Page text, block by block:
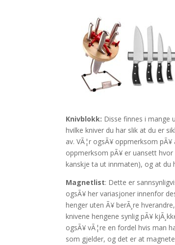
Knivblokk: Disse finnes i mange
hvilke kniver du har slik at du er
av. VÃ¦r ogsÃ¥ oppmerksom
oppmerksom pÃ¥ er uansett hvor
kanskje ta ut innmaten), og at du
Magnetlist: Dette er
ogsÃ¥ her variasjoner innenfor
henger uten Ã¥ berÃ¸re
knivene hengene synlig pÃ¥
ogsÃ¥ vÃ¦re en fordel hvis man
som gjelder, og det er at